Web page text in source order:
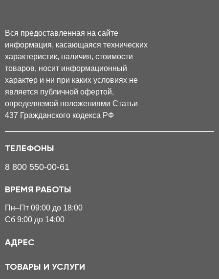
Вся предоставленная на сайте
информация, касающаяся технических
характеристик, наличия, стоимости
товаров, носит информационный
характер и ни при каких условиях не
является публичной офертой,
определяемой положениями Статьи
437 Гражданского кодекса РФ
ТЕЛЕФОНЫ
8 800 550-00-61
ВРЕМЯ РАБОТЫ
Пн–Пт 09:00 до 18:00
Сб 9:00 до 14:00
АДРЕС
ТОВАРЫ И УСЛУГИ